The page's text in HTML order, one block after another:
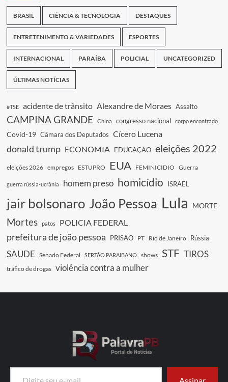
BRASIL CIÊNCIA & TECNOLOGIA DESTAQUES
ENTRETENIMENTO & VARIEDADES ESPORTES
INTERNACIONAL PARAÍBA POLICIAL UNCATEGORIZED
ÚLTIMAS NOTÍCIAS
#TSE acidente de trânsito Alexandre de Moraes Assalto
CAMPINA GRANDE China congresso nacional corpo encontrado
Covid-19 Câmara dos Deputados Cícero Lucena
donald trump ECONOMIA EDUCAÇÃO eleições 2022
eleições 2026 empregos ESTUPRO EUA FEMINICIDIO Guerra
guerra rússia-ucrânia homem preso homicídio ISRAEL
jair bolsonaro João Pessoa Lula MORTE
Mortes patos POLICIA FEDERAL
prefeitura de joão pessoa PRISÃO PT Rio de Janeiro Rússia
SAUDE Senado Federal SERTÃO PARAIBANO shows STF TIROS
tráfico de drogas violência contra a mulher
Digite seu e-mail…